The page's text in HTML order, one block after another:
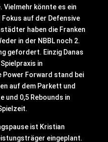
könnte es ein
Fokus auf der Defensive
haben die Franken
in der NBBL noch 2.
gefordert. Einzig Danas
in
Forward stand bei
auf dem Parkett und
und 0,5 Rebounds in
ist Kristian
eingeplant.